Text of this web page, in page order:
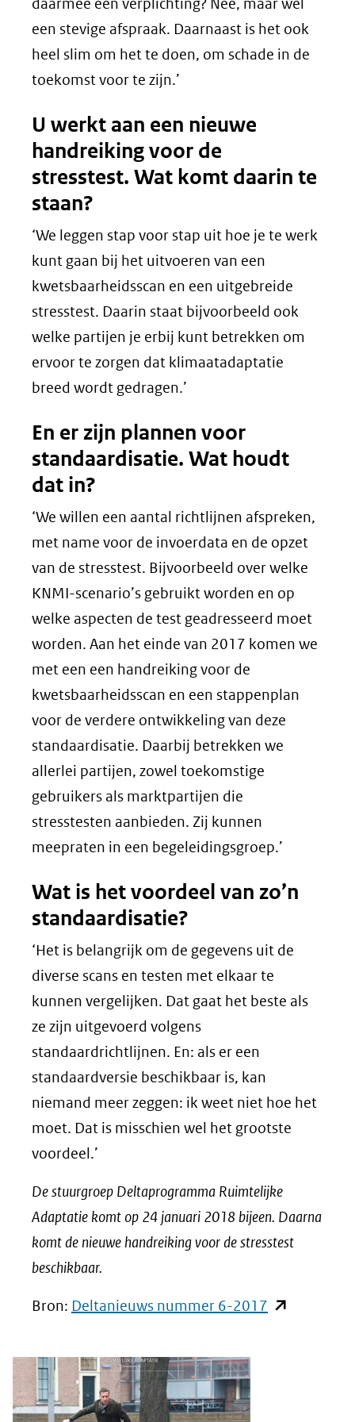
een stevige afspraak. Daarnaast is het ook
heel slim om het te doen, om schade in de
toekomst voor te zijn.’
U werkt aan een nieuwe
handreiking voor de
stresstest. Wat komt daarin te
staan?
‘We leggen stap voor stap uit hoe je te werk
kunt gaan bij het uitvoeren van een
kwetsbaarheidsscan en een uitgebreide
stresstest. Daarin staat bijvoorbeeld ook
welke partijen je erbij kunt betrekken om
ervoor te zorgen dat klimaatadaptatie
breed wordt gedragen.’
En er zijn plannen voor
standaardisatie. Wat houdt
dat in?
‘We willen een aantal richtlijnen afspreken,
met name voor de invoerdata en de opzet
van de stresstest. Bijvoorbeeld over welke
KNMI-scenario’s gebruikt worden en op
welke aspecten de test geadresseerd moet
worden. Aan het einde van 2017 komen we
met een een handreiking voor de
kwetsbaarheidsscan en een stappenplan
voor de verdere ontwikkeling van deze
standaardisatie. Daarbij betrekken we
allerlei partijen, zowel toekomstige
gebruikers als marktpartijen die
stresstesten aanbieden. Zij kunnen
meepraten in een begeleidingsgroep.’
Wat is het voordeel van zo’n
standaardisatie?
‘Het is belangrijk om de gegevens uit de
diverse scans en testen met elkaar te
kunnen vergelijken. Dat gaat het beste als
ze zijn uitgevoerd volgens
standaardrichtlijnen. En: als er een
standaardversie beschikbaar is, kan
niemand meer zeggen: ik weet niet hoe het
moet. Dat is misschien wel het grootste
voordeel.’
De stuurgroep Deltaprogramma Ruimtelijke
Adaptatie komt op 24 januari 2018 bijeen. Daarna
komt de nieuwe handreiking voor de stresstest
beschikbaar.
Bron: Deltanieuws nummer 6-2017 (opent